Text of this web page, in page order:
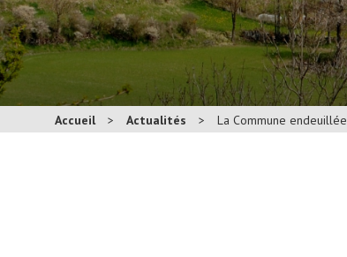
Accueil > Actualités > La Commune endeuillée